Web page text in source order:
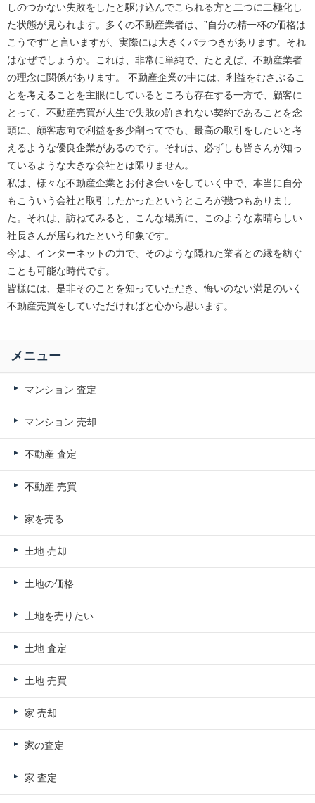
しのつかない失敗をしたと駆け込んでこられる方と二つに二極化し
た状態が見られます。多くの不動産業者は、”自分の精一杯の価格は
こうです”と言いますが、実際には大きくバラつきがあります。それ
はなぜでしょうか。これは、非常に単純で、たとえば、不動産業者
の理念に関係があります。 不動産企業の中には、利益をむさぶるこ
とを考えることを主眼にしているところも存在する一方で、顧客に
とって、不動産売買が人生で失敗の許されない契約であることを念
頭に、顧客志向で利益を多少削ってでも、最高の取引をしたいと考
えるような優良企業があるのです。それは、必ずしも皆さんが知っ
ているような大きな会社とは限りません。
私は、様々な不動産企業とお付き合いをしていく中で、本当に自分
もこういう会社と取引したかったというところが幾つもありまし
た。それは、訪ねてみると、こんな場所に、このような素晴らしい
社長さんが居られたという印象です。
今は、インターネットの力で、そのような隠れた業者との縁を紡ぐ
ことも可能な時代です。
皆様には、是非そのことを知っていただき、悔いのない満足のいく
不動産売買をしていただければと心から思います。
メニュー
マンション 査定
マンション 売却
不動産 査定
不動産 売買
家を売る
土地 売却
土地の価格
土地を売りたい
土地 査定
土地 売買
家 売却
家の査定
家 査定